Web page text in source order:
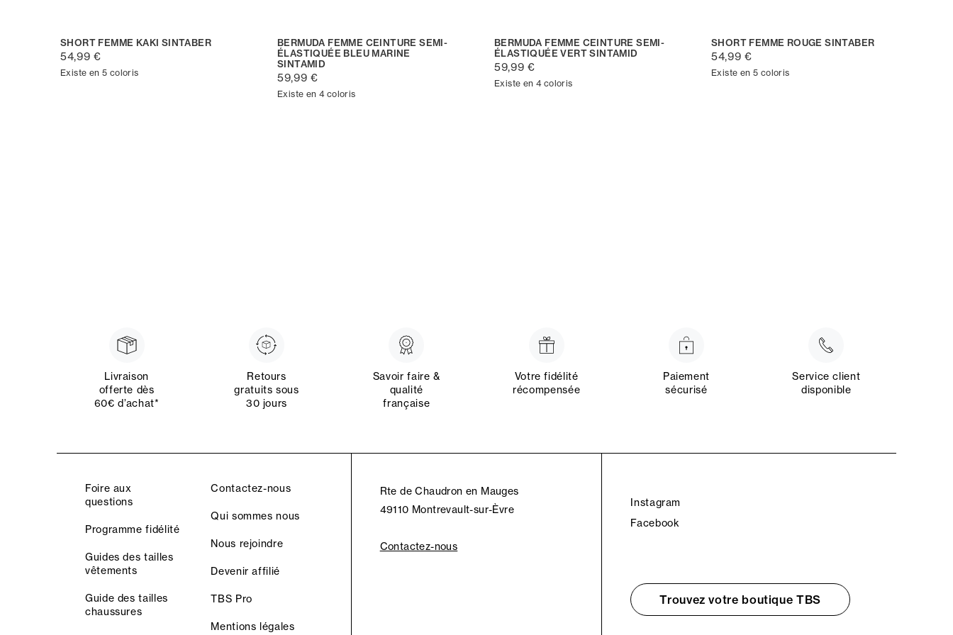
SHORT FEMME KAKI SINTABER
54,99 €
Existe en 5 coloris
BERMUDA FEMME CEINTURE SEMI-
ÉLASTIQUÉE BLEU MARINE
SINTAMID
59,99 €
Existe en 4 coloris
BERMUDA FEMME CEINTURE SEMI-
ÉLASTIQUÉE VERT SINTAMID
59,99 €
Existe en 4 coloris
SHORT FEMME ROUGE SINTABER
54,99 €
Existe en 5 coloris
Livraison
offerte dès
60€ d’achat*
Retours
gratuits sous
30 jours
Savoir faire &
qualité
française
Votre fidélité
récompensée
Paiement
sécurisé
Service client
disponible
Foire aux
questions
Programme fidélité
Guides des tailles
vêtements
Guide des tailles
chaussures
Contactez-nous
Qui sommes nous
Nous rejoindre
Devenir affilié
TBS Pro
Mentions légales
Rte de Chaudron en Mauges
49110 Montrevault-sur-Èvre
Contactez-nous
Instagram
Facebook
Trouvez votre boutique TBS